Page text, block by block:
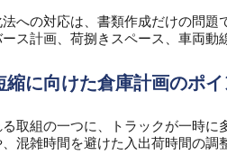
への対応は、書類作成だけの問題
ス計画、荷捌きスペース、車両動
に向けた倉庫計画のポイ
取組の一つに、トラックが一時に
混雑時間を避けた入出荷時間の調